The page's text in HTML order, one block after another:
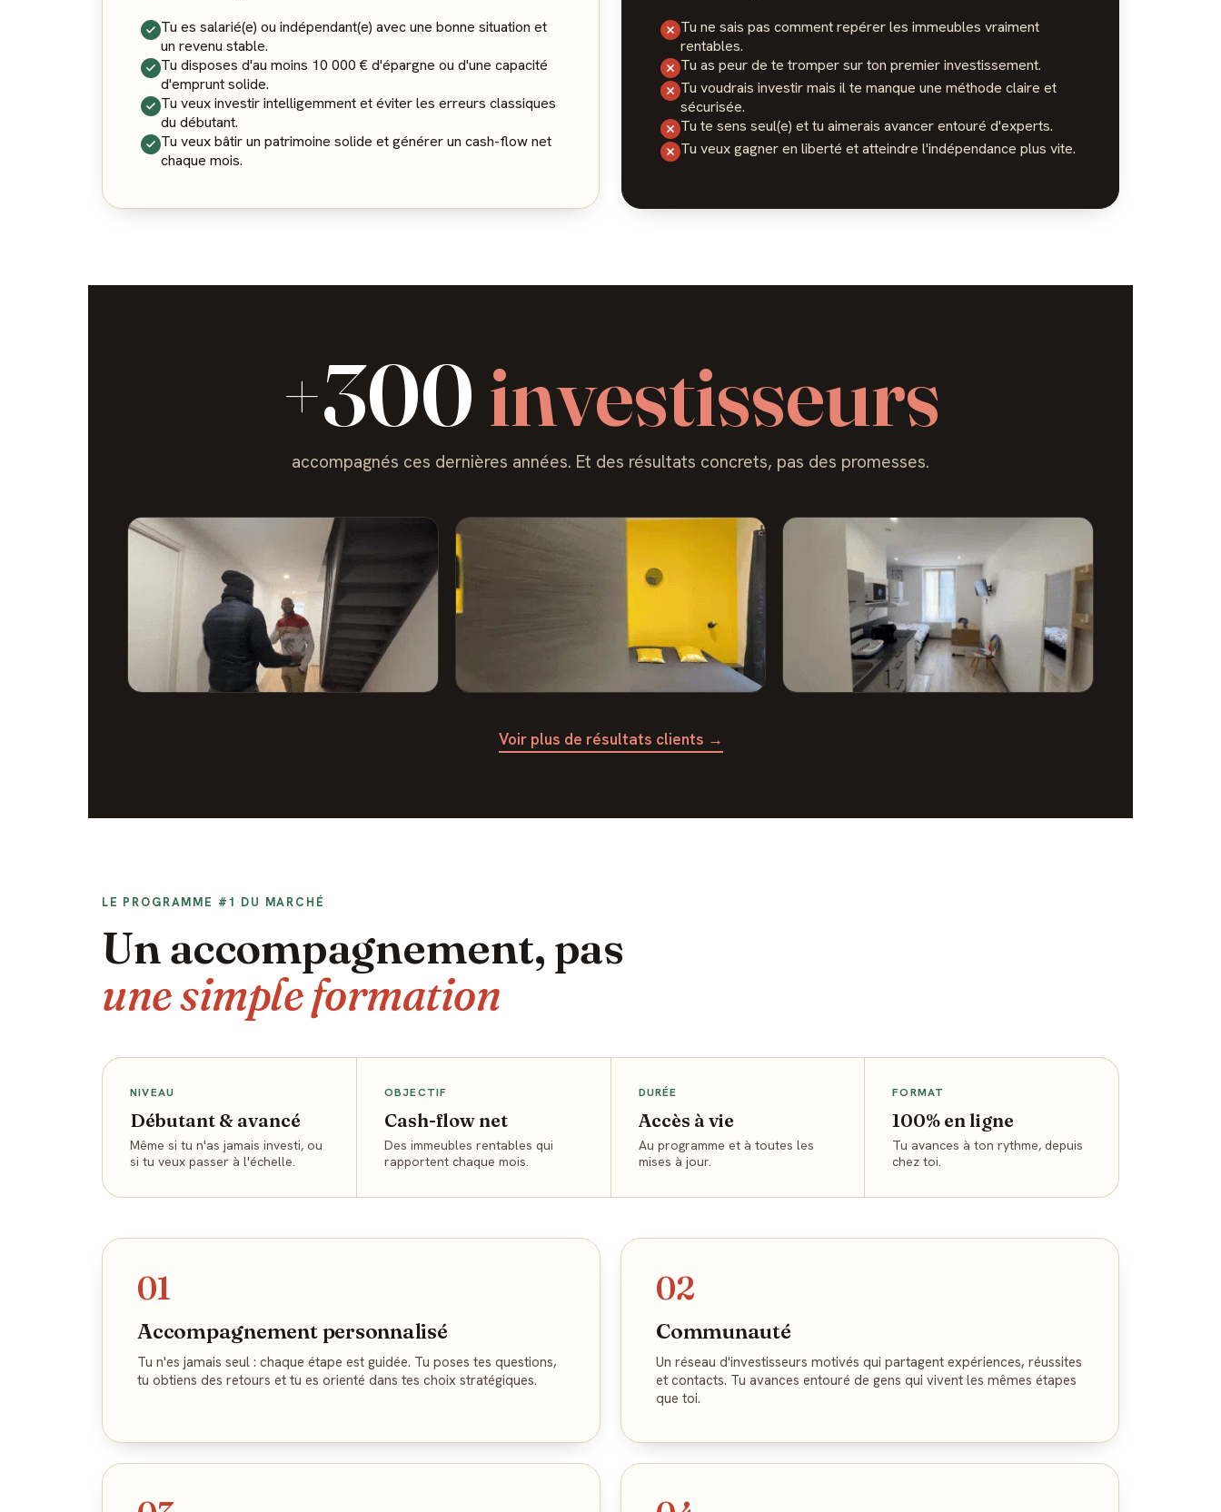
Tu es salarié(e) ou indépendant(e) avec une bonne situation et
un revenu stable.
Tu disposes d'au moins 10 000 € d'épargne ou d'une capacité
d'emprunt solide.
Tu veux investir intelligemment et éviter les erreurs classiques
du débutant.
Tu veux bâtir un patrimoine solide et générer un cash-flow net
chaque mois.
Tu ne sais pas comment repérer les immeubles vraiment
rentables.
Tu as peur de te tromper sur ton premier investissement.
Tu voudrais investir mais il te manque une méthode claire et
sécurisée.
Tu te sens seul(e) et tu aimerais avancer entouré d'experts.
Tu veux gagner en liberté et atteindre l'indépendance plus vite.
+300investisseurs
accompagnés ces dernières années. Et des résultats concrets, pas des promesses.
Voir plus de résultats clients →
LE PROGRAMME #1 DU MARCHÉ
Un accompagnement, pas
une simple formation
NIVEAU
Débutant & avancé
Même si tu n'as jamais investi, ou
si tu veux passer à l'échelle.
OBJECTIF
Cash-flow net
Des immeubles rentables qui
rapportent chaque mois.
DURÉE
Accès à vie
Au programme et à toutes les
mises à jour.
FORMAT
100% en ligne
Tu avances à ton rythme, depuis
chez toi.
01
Accompagnement personnalisé
Tu n'es jamais seul : chaque étape est guidée. Tu poses tes questions,
tu obtiens des retours et tu es orienté dans tes choix stratégiques.
02
Communauté
Un réseau d'investisseurs motivés qui partagent expériences, réussites
et contacts. Tu avances entouré de gens qui vivent les mêmes étapes
que toi.